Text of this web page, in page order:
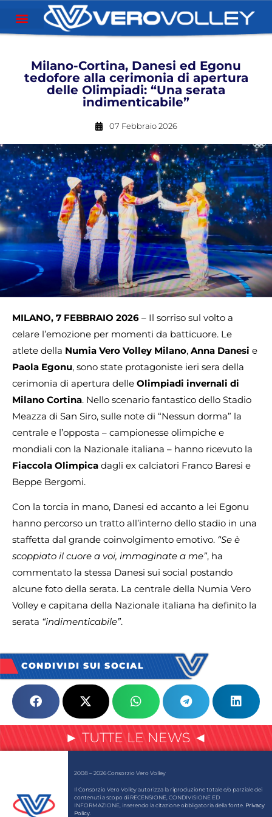
Milano-Cortina, Danesi ed Egonu
tedofore alla cerimonia di apertura
delle Olimpiadi: “Una serata
indimenticabile”
07 Febbraio 2026
MILANO, 7 FEBBRAIO 2026 – Il sorriso sul volto a
celare l’emozione per momenti da batticuore. Le
atlete della Numia Vero Volley Milano, Anna Danesi e
Paola Egonu, sono state protagoniste ieri sera della
cerimonia di apertura delle Olimpiadi invernali di
Milano Cortina. Nello scenario fantastico dello Stadio
Meazza di San Siro, sulle note di “Nessun dorma” la
centrale e l’opposta – campionesse olimpiche e
mondiali con la Nazionale italiana – hanno ricevuto la
Fiaccola Olimpica dagli ex calciatori Franco Baresi e
Beppe Bergomi.
Con la torcia in mano, Danesi ed accanto a lei Egonu
hanno percorso un tratto all’interno dello stadio in una
staffetta dal grande coinvolgimento emotivo. “Se è
scoppiato il cuore a voi, immaginate a me”, ha
commentato la stessa Danesi sui social postando
alcune foto della serata. La centrale della Numia Vero
Volley e capitana della Nazionale italiana ha definito la
serata “indimenticabile”.
CONDIVIDI SUI SOCIAL
► TUTTE LE NEWS ◄
2008 – 2026 Consorzio Vero Volley
Il Consorzio Vero Volley autorizza la riproduzione totale e/o parziale dei
contenuti a scopo di RECENSIONE, CONDIVISIONE ED
INFORMAZIONE, inserendo la citazione obbligatoria della fonte. Privacy
Policy